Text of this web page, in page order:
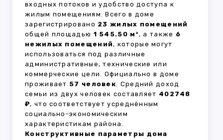
входных потоков и удобство доступа к
жилым помещениям. Всего в доме
зарегистрировано 23 жилых помещений
общей площадью 1 545.50 м², а также 6
нежилых помещений, которые могут
использоваться под различные
административные, технические или
коммерческие цели. Официально в доме
проживает 57 человек. Средний доход
семьи из двух человек составляет 402748
₽, что соответствует усреднённым
социально-экономическим
характеристикам района.
Конструктивные параметры дома